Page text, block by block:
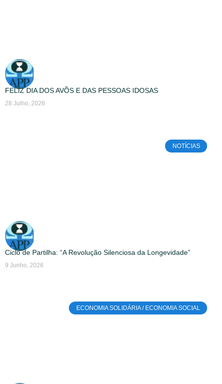
FELIZ DIA DOS AVÕS E DAS PESSOAS IDOSAS
28 Julho, 2026
NOTÍCIAS
Ciclo de Partilha: “A Revolução Silenciosa da Longevidade”
9 Junho, 2026
ECONOMIA SOLIDÁRIA / ECONOMIA SOCIAL